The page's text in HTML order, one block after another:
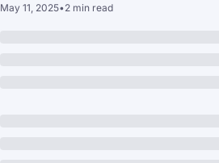
May 11, 2025•2 min read